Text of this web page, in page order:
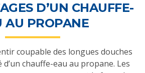
D’UN CHAUFFE-
AU PROPANE
coupable des longues douches
d’un chauffe-eau au propane. Les